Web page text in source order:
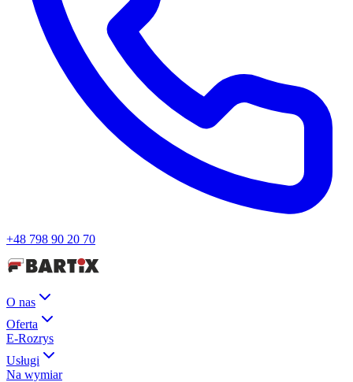
+48 798 90 20 70
O nas
Oferta
E-Rozrys
Usługi
Na wymiar